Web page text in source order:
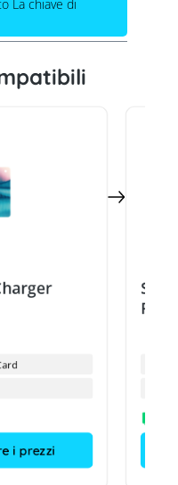
La chiave di
i prezzi